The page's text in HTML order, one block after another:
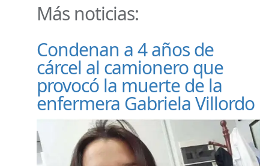
Más noticias:
Condenan a 4 años de
cárcel al camionero que
provocó la muerte de la
enfermera Gabriela Villordo